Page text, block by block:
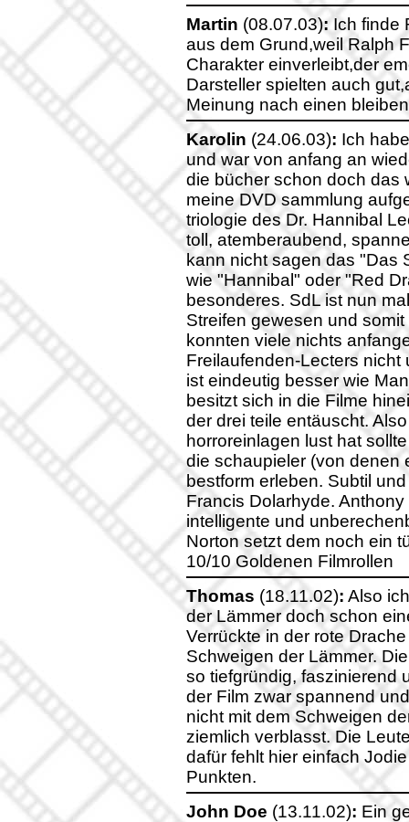
Martin (08.07.03): Ich finde
aus dem Grund,weil Ralph
Charakter einverleibt,der
Darsteller spielten auch
Meinung nach einen
Karolin (24.06.03): Ich
und war von anfang an
die bücher schon doch das
meine DVD sammlung
triologie des Dr. Hannibal
toll, atemberaubend,
kann nicht sagen das "Das
wie "Hannibal" oder "Red
besonderes. SdL ist nun
Streifen gewesen und
konnten viele nichts
Freilaufenden-Lecters
ist eindeutig besser wie
besitzt sich in die Filme
der drei teile entäuscht.
horroreinlagen lust hat
die schaupieler (von denen
bestform erleben. Subtil
Francis Dolarhyde.
intelligente und
Norton setzt dem noch ein
10/10 Goldenen Filmrollen
Thomas (18.11.02): Also
der Lämmer doch schon
Verrückte in der rote
Schweigen der Lämmer.
so tiefgründig, faszinierend
der Film zwar spannend
nicht mit dem Schweigen
ziemlich verblasst. Die
dafür fehlt hier einfach
Punkten.
John Doe (13.11.02): Ein